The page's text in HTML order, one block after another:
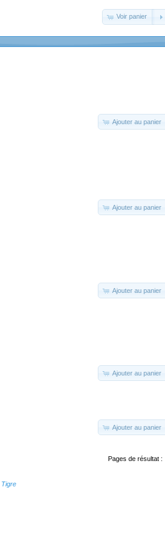
Voir panier
Ajouter au panier
Ajouter au panier
Ajouter au panier
Ajouter au panier
Ajouter au panier
Pages de résultat :
Tigre